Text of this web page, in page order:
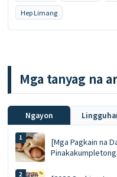
Hep Limang
Mga tanyag na
Ngayon
[Mga Pagkain na
ang mousse ace